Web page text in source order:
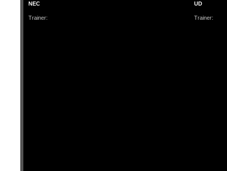
NEC UD
Trainer: Trainer: